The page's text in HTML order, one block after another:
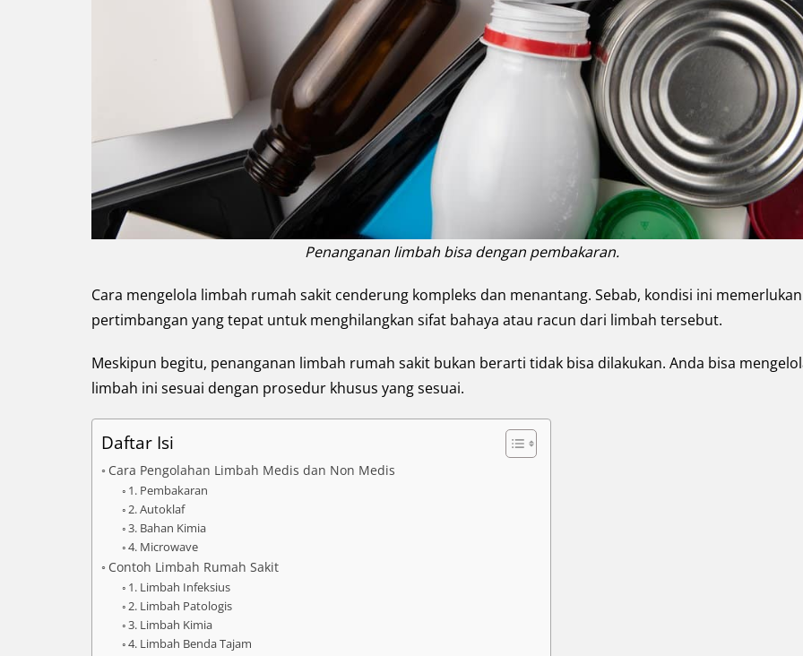
Penanganan limbah bisa dengan pembakaran.
Cara mengelola limbah rumah sakit cenderung kompleks dan menantang. Sebab, kondisi ini memerlukan
pertimbangan yang tepat untuk menghilangkan sifat bahaya atau racun dari limbah tersebut.
Meskipun begitu, penanganan limbah rumah sakit bukan berarti tidak bisa dilakukan. Anda bisa
limbah ini sesuai dengan prosedur khusus yang sesuai.
Daftar Isi
Cara Pengolahan Limbah Medis dan Non Medis
1. Pembakaran
2. Autoklaf
3. Bahan Kimia
4. Microwave
Contoh Limbah Rumah Sakit
1. Limbah Infeksius
2. Limbah Patologis
3. Limbah Kimia
4. Limbah Benda Tajam